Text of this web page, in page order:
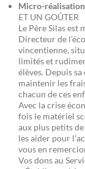
Micro-
ET UN GOÛTER
Le Père Silas
Directeur de
vincentienne,
limités et
élèves. Depuis
maintenir les
chacun de ces
Avec la crise
fois le matériel
aux plus petits
les aider pour
vous en
Vos dons au